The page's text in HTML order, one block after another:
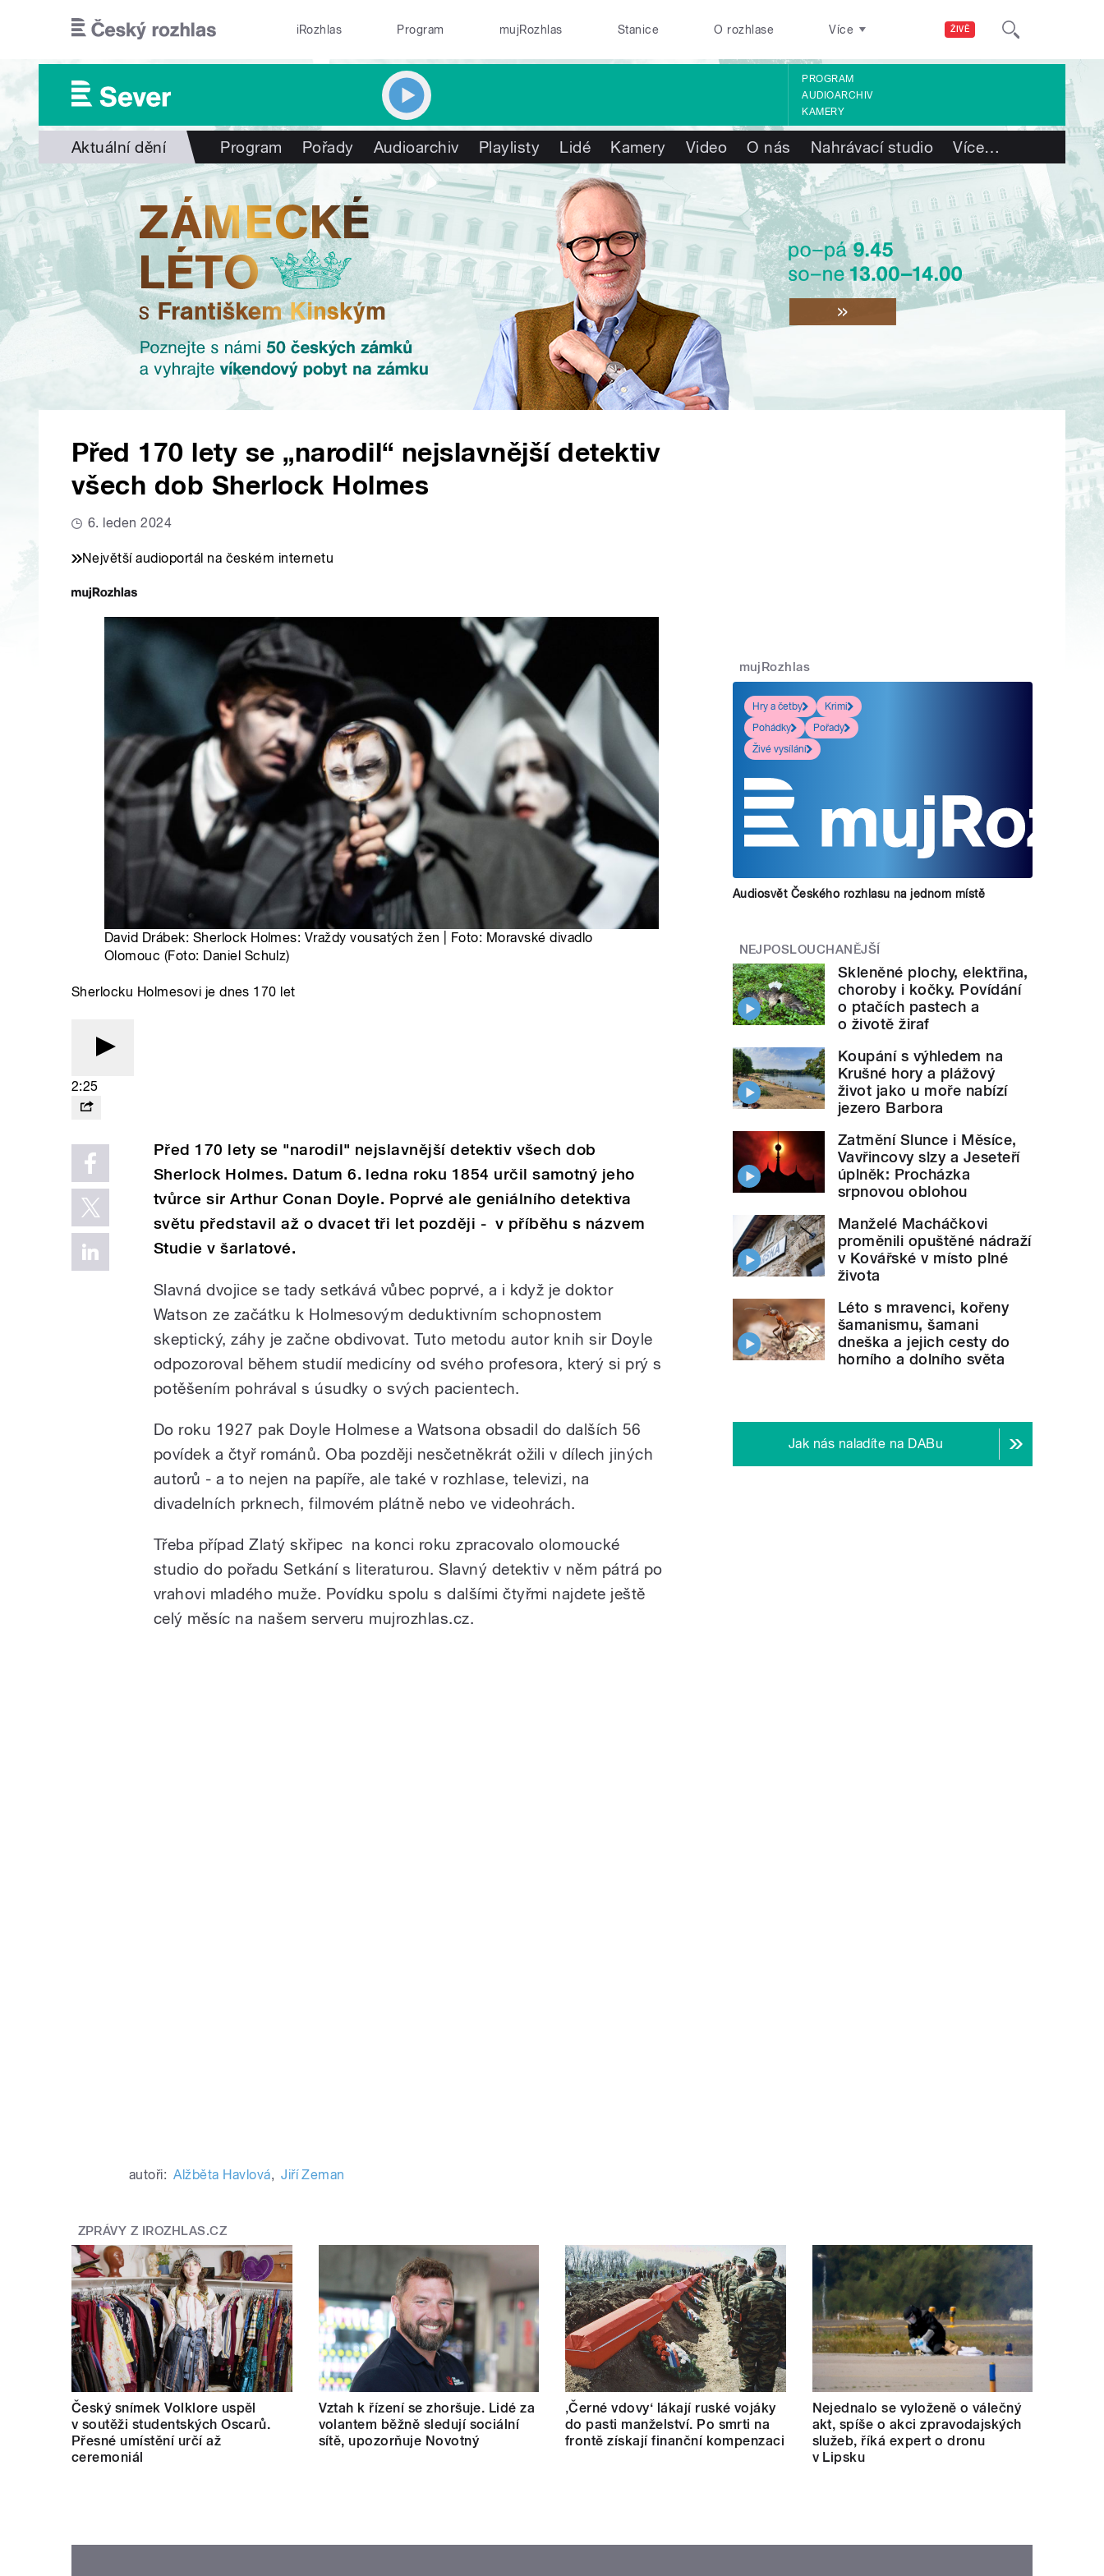
ŽIVĚ
iRozhlas Program mujRozhlas Stanice O rozhlase Více
PROGRAM
AUDIOARCHIV
KAMERY
Aktuální dění Program Pořady Audioarchiv Playlisty Lidé Kamery Video O nás Nahrávací studio Více…
Před 170 lety se „narodil“ nejslavnější detektiv
všech dob Sherlock Holmes
6. leden 2024
Největší audioportál na českém internetu
David Drábek: Sherlock Holmes: Vraždy vousatých žen | Foto: Moravské divadlo
Olomouc (Foto: Daniel Schulz)
Sherlocku Holmesovi je dnes 170 let
2:25
Před 170 lety se "narodil" nejslavnější detektiv všech dob
Sherlock Holmes. Datum 6. ledna roku 1854 určil samotný jeho
tvůrce sir Arthur Conan Doyle. Poprvé ale geniálního detektiva
světu představil až o dvacet tři let později - v příběhu s názvem
Studie v šarlatové.
Slavná dvojice se tady setkává vůbec poprvé, a i když je doktor
Watson ze začátku k Holmesovým deduktivním schopnostem
skeptický, záhy je začne obdivovat. Tuto metodu autor knih sir Doyle
odpozoroval během studií medicíny od svého profesora, který si prý s
potěšením pohrával s úsudky o svých pacientech.
Do roku 1927 pak Doyle Holmese a Watsona obsadil do dalších 56
povídek a čtyř románů. Oba později nesčetněkrát ožili v dílech jiných
autorů - a to nejen na papíře, ale také v rozhlase, televizi, na
divadelních prknech, filmovém plátně nebo ve videohrách.
Třeba případ Zlatý skřipec na konci roku zpracovalo olomoucké
studio do pořadu Setkání s literaturou. Slavný detektiv v něm pátrá po
vrahovi mladého muže. Povídku spolu s dalšími čtyřmi najdete ještě
celý měsíc na našem serveru mujrozhlas.cz.
autoři: Alžběta Havlová, Jiří Zeman
mujRozhlas
Hry a četby
Krimi
Pohádky
Pořady
Živé vysílání
Audiosvět Českého rozhlasu na jednom místě
NEJPOSLOUCHANĚJŠÍ
Skleněné plochy, elektřina,
choroby i kočky. Povídání
o ptačích pastech a
o životě žiraf
Koupání s výhledem na
Krušné hory a plážový
život jako u moře nabízí
jezero Barbora
Zatmění Slunce i Měsíce,
Vavřincovy slzy a Jeseteří
úplněk: Procházka
srpnovou oblohou
Manželé Macháčkovi
proměnili opuštěné nádraží
v Kovářské v místo plné
života
Léto s mravenci, kořeny
šamanismu, šamani
dneška a jejich cesty do
horního a dolního světa
Jak nás naladíte na DABu
ZPRÁVY Z IROZHLAS.CZ
Český snímek Volklore uspěl
v soutěži studentských Oscarů.
Přesné umístění určí až
ceremoniál
Vztah k řízení se zhoršuje. Lidé za
volantem běžně sledují sociální
sítě, upozorňuje Novotný
‚Černé vdovy‘ lákají ruské vojáky
do pasti manželství. Po smrti na
frontě získají finanční kompenzaci
Nejednalo se vyloženě o válečný
akt, spíše o akci zpravodajských
služeb, říká expert o dronu
v Lipsku